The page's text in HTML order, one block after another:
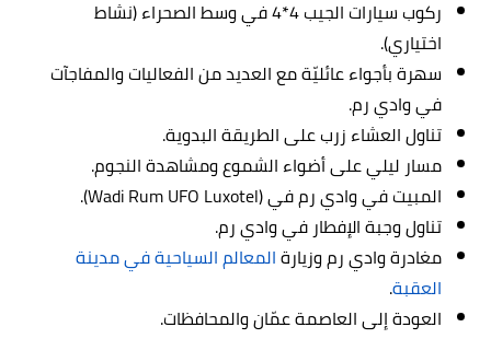
ركوب سيارات الجيب 4*4 في وسط الصحراء (نشاط
اختياري).
سهرة بأجواء عائليّة مع العديد من الفعاليات والمفاجآت
في وادي رم.
تناول العشاء زرب على الطريقة البدوية.
مسار ليلي على أضواء الشموع ومشاهدة النجوم.
المبيت في وادي رم في (Wadi Rum UFO Luxotel).
تناول وجبة الإفطار في وادي رم.
مغادرة وادي رم وزيارةالمعالم السياحية في مدينة
العقبة.
العودة إلى العاصمة عمّان والمحافظات.